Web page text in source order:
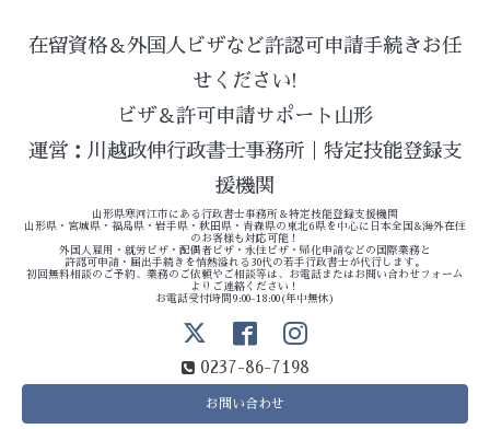
在留資格＆外国人ビザなど許認可申請手続きお任
せください!
ビザ＆許可申請サポート山形
運営：川越政伸行政書士事務所｜特定技能登録支
援機関
山形県寒河江市にある行政書士事務所＆特定技能登録支援機関
山形県・宮城県・福島県・岩手県・秋田県・青森県の東北6県を中心に日本全国&海外在住
のお客様も対応可能！
外国人雇用・就労ビザ・配偶者ビザ・永住ビザ・帰化申請などの国際業務と
許認可申請・届出手続きを情熱溢れる30代の若手行政書士が代行します。
初回無料相談のご予約、業務のご依頼やご相談等は、お電話またはお問い合わせフォーム
よりご連絡ください！
お電話受付時間9:00-18:00(年中無休)
0237-86-7198
お問い合わせ